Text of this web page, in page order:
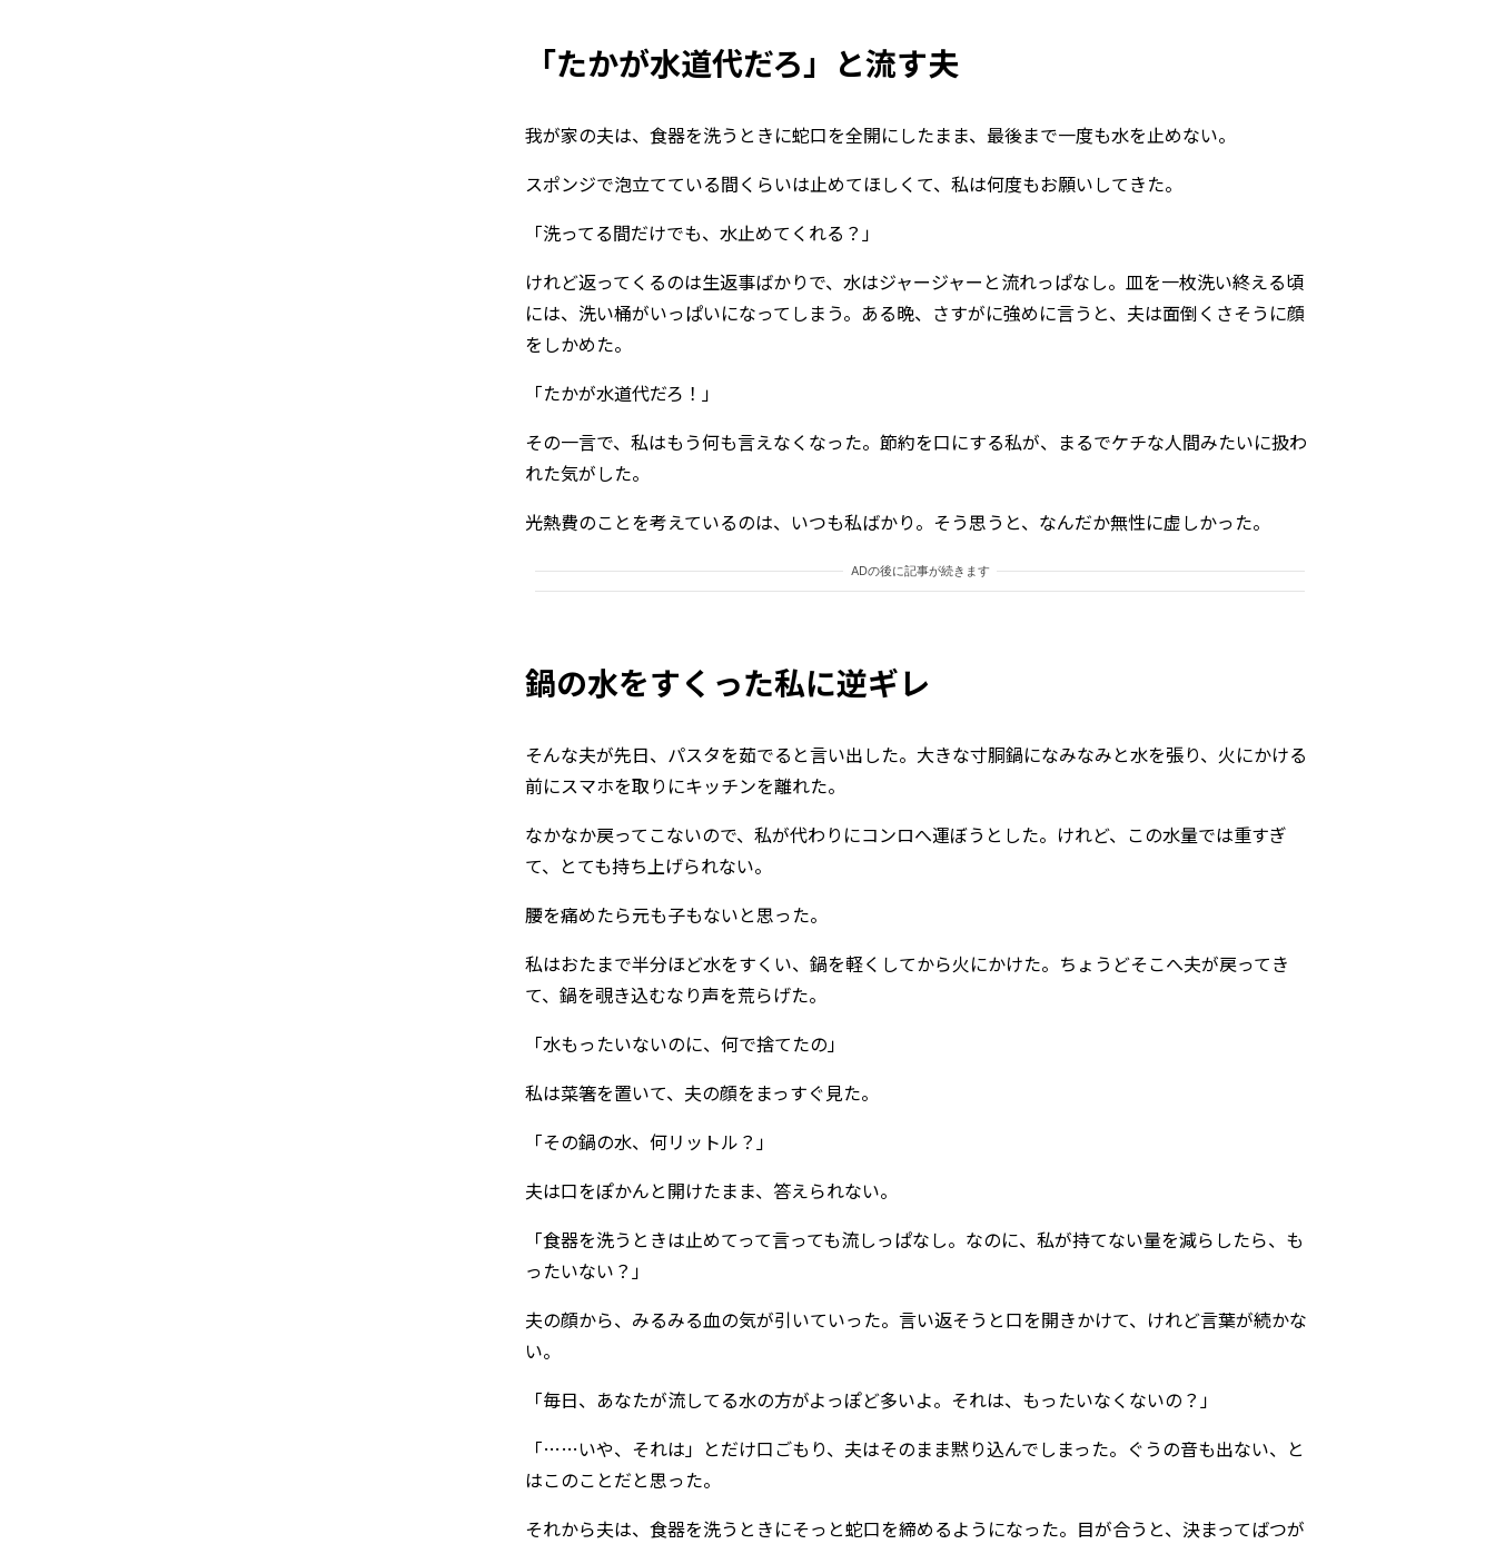
「たかが水道代だろ」と流す夫
我が家の夫は、食器を洗うときに蛇口を全開にしたまま、最後まで一度も水を止めない。
スポンジで泡立てている間くらいは止めてほしくて、私は何度もお願いしてきた。
「洗ってる間だけでも、水止めてくれる？」
けれど返ってくるのは生返事ばかりで、水はジャージャーと流れっぱなし。皿を一枚洗い終える頃
には、洗い桶がいっぱいになってしまう。ある晩、さすがに強めに言うと、夫は面倒くさそうに顔
をしかめた。
「たかが水道代だろ！」
その一言で、私はもう何も言えなくなった。節約を口にする私が、まるでケチな人間みたいに扱わ
れた気がした。
光熱費のことを考えているのは、いつも私ばかり。そう思うと、なんだか無性に虚しかった。
ADの後に記事が続きます
鍋の水をすくった私に逆ギレ
そんな夫が先日、パスタを茹でると言い出した。大きな寸胴鍋になみなみと水を張り、火にかける
前にスマホを取りにキッチンを離れた。
なかなか戻ってこないので、私が代わりにコンロへ運ぼうとした。けれど、この水量では重すぎ
て、とても持ち上げられない。
腰を痛めたら元も子もないと思った。
私はおたまで半分ほど水をすくい、鍋を軽くしてから火にかけた。ちょうどそこへ夫が戻ってき
て、鍋を覗き込むなり声を荒らげた。
「水もったいないのに、何で捨てたの」
私は菜箸を置いて、夫の顔をまっすぐ見た。
「その鍋の水、何リットル？」
夫は口をぽかんと開けたまま、答えられない。
「食器を洗うときは止めてって言っても流しっぱなし。なのに、私が持てない量を減らしたら、も
ったいない？」
夫の顔から、みるみる血の気が引いていった。言い返そうと口を開きかけて、けれど言葉が続かな
い。
「毎日、あなたが流してる水の方がよっぽど多いよ。それは、もったいなくないの？」
「……いや、それは」とだけ口ごもり、夫はそのまま黙り込んでしまった。ぐうの音も出ない、と
はこのことだと思った。
それから夫は、食器を洗うときにそっと蛇口を締めるようになった。目が合うと、決まってばつが